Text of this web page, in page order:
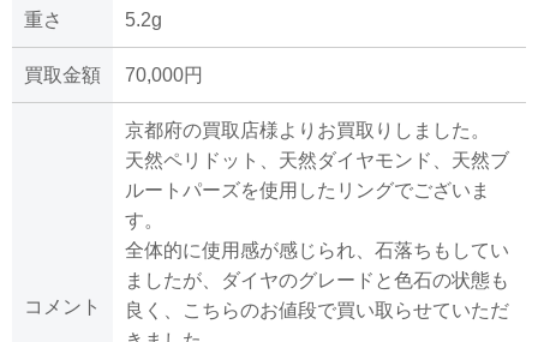
重さ 5.2g
買取金額 70,000円
コメント
京都府の買取店様よりお買取りしました。
天然ペリドット、天然ダイヤモンド、天然ブ
ルートパーズを使用したリングでございま
す。
全体的に使用感が感じられ、石落ちもしてい
ましたが、ダイヤのグレードと色石の状態も
良く、こちらのお値段で買い取らせていただ